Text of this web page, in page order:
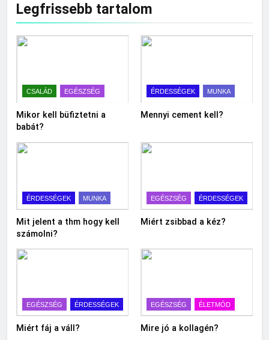
Legfrissebb tartalom
CSALÁD EGÉSZSÉG
Mikor kell büfiztetni a
babát?
ÉRDESSÉGEK MUNKA
Mennyi cement kell?
ÉRDESSÉGEK MUNKA
Mit jelent a thm hogy kell
számolni?
EGÉSZSÉG ÉRDESSÉGEK
Miért zsibbad a kéz?
EGÉSZSÉG ÉRDESSÉGEK
Miért fáj a váll?
EGÉSZSÉG ÉLETMÓD
Mire jó a kollagén?